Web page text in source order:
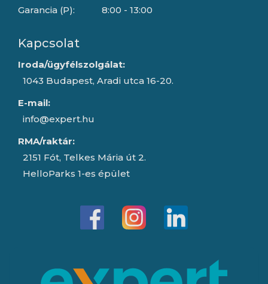
Garancia (P):
8:00 - 13:00
Kapcsolat
Iroda/ügyfélszolgálat:
1043 Budapest, Aradi utca 16-20.
E-mail:
info@expert.hu
RMA/raktár:
2151 Fót, Telkes Mária út 2.
HelloParks 1-es épület